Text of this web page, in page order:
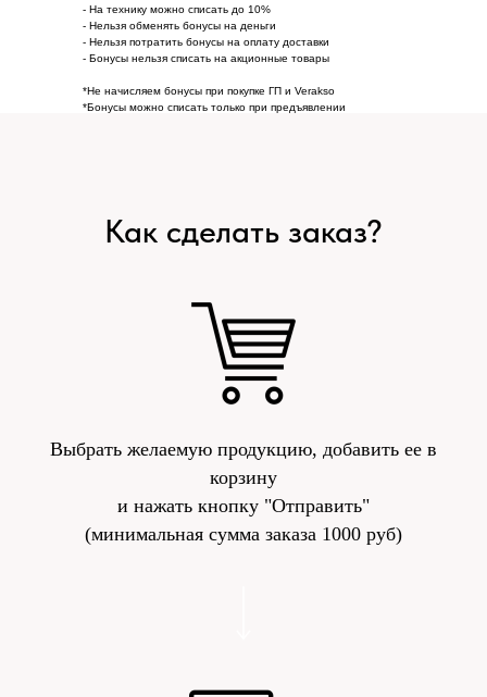
- На технику можно списать до 10%
- Нельзя обменять бонусы на деньги
- Нельзя потратить бонусы на оплату доставки
- Бонусы нельзя списать на акционные товары
*Не начисляем бонусы при покупке ГП и Verakso
*Бонусы можно списать только при предъявлении
Как сделать заказ?
Выбрать желаемую продукцию, добавить ее в
корзину
и нажать кнопку "Отправить"
(минимальная сумма заказа 1000 руб)